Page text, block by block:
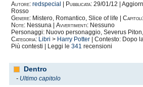
Autore: redspecial Pubblicata: 29/01/12 |
Rosso
Genere: Mistero, Romantico, Slice of life | Capitoli:
Note: Nessuna | Avvertimenti: Nessuno
Personaggi: Nuovo personaggio, Severus
Categoria: Libri > Harry Potter | Contesto: Dopo
Più contesti | Leggi le 341 recensioni
Dentro
- Ultimo capitolo